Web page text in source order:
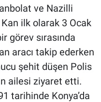
ve Nazilli
ilk olarak 3 Ocak
görev sırasında
aracı takip ederken
şehit düşen Polis
ailesi ziyaret etti.
tarihinde Konya’da